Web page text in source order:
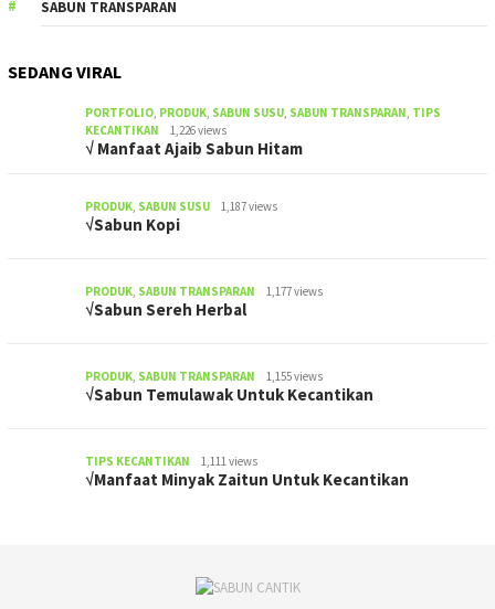
SABUN TRANSPARAN
SEDANG VIRAL
PORTFOLIO PRODUK SABUN SUSU SABUN TRANSPARAN TIPS
KECANTIKAN
1,226 views
√ Manfaat Ajaib Sabun Hitam
PRODUK SABUN SUSU 1,187 views
√Sabun Kopi
PRODUK SABUN TRANSPARAN 1,177 views
√Sabun Sereh Herbal
PRODUK SABUN TRANSPARAN 1,155 views
√Sabun Temulawak Untuk Kecantikan
TIPS KECANTIKAN 1,111 views
√Manfaat Minyak Zaitun Untuk Kecantikan